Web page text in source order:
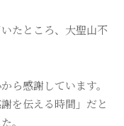
たところ、大聖山不
ら感謝しています。
を伝える時間」だと
。